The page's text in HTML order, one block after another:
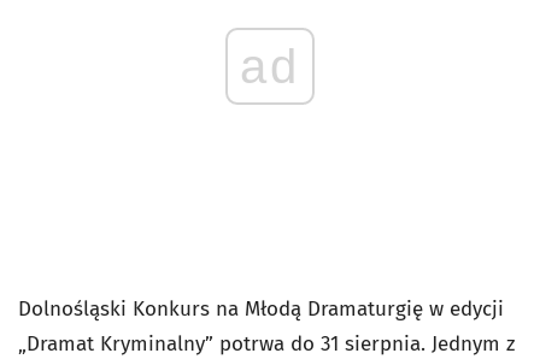
ad
Dolnośląski Konkurs na Młodą Dramaturgię w edycji
„Dramat Kryminalny” potrwa do 31 sierpnia. Jednym z